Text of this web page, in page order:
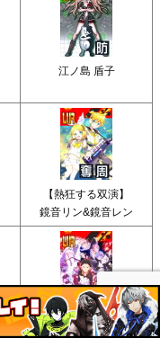
江ノ島 盾子
【熱狂する双演】
鏡音リン&鏡音レン
【リゼロ】
ゼロから始まる異世界生